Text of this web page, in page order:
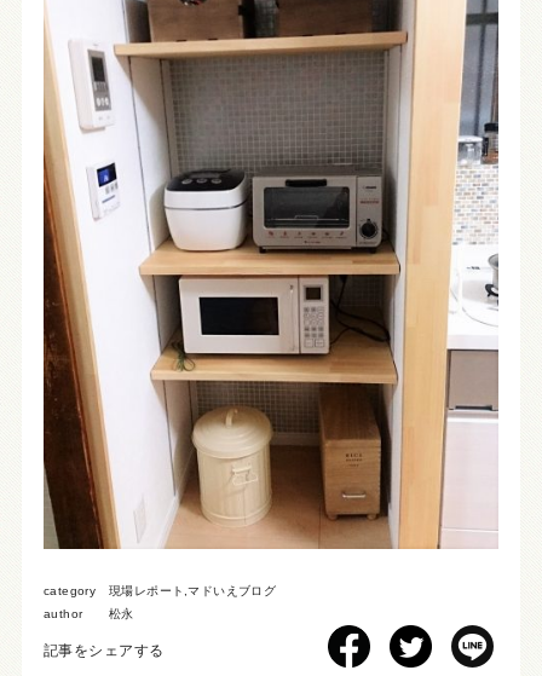
category 現場レポート ,マドいえブログ
author
松永
記事をシェアする